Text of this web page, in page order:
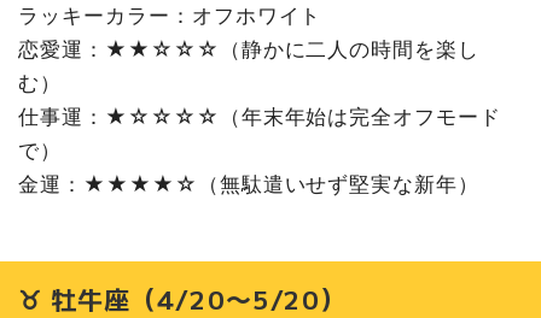
ラッキーカラー：オフホワイト
恋愛運：★★☆☆☆（静かに二人の時間を楽し
む）
仕事運：★☆☆☆☆（年末年始は完全オフモード
で）
金運：★★★★☆（無駄遣いせず堅実な新年）
♉ 牡牛座（4/20〜5/20）